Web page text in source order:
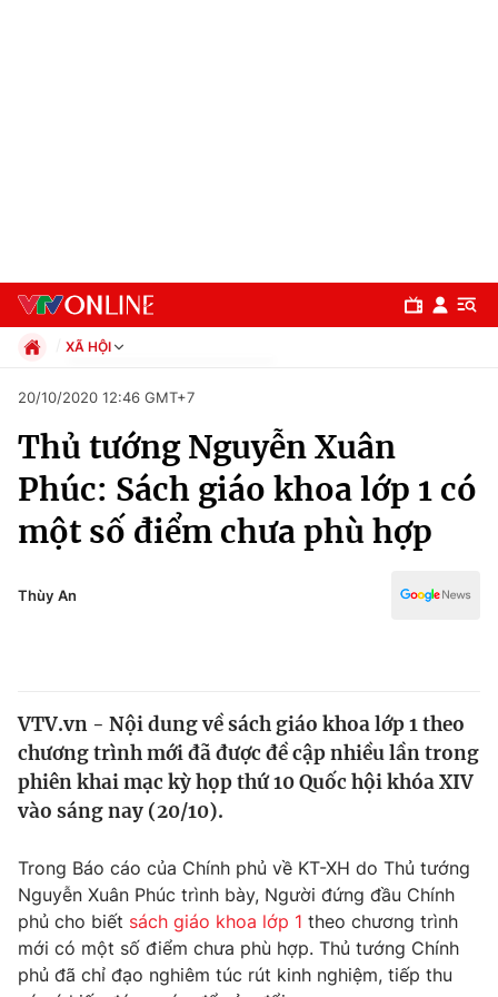
Chuyên mục
Chính trị
Thế giới
Tin tức
Câu chuyện quốc tế
Tài chính
Thị trường
Góc doanh nghiệp
Dữ liệu và đời sống
Truyền hình
XÃ HỘI
Xã hội
Pháp luật
Thể thao
Truyền hình
20/10/2020 12:46 GMT+7
Thủ tướng Nguyễn Xuân
Phúc: Sách giáo khoa lớp 1 có
một số điểm chưa phù hợp
Thùy An
VTV.vn - Nội dung về sách giáo khoa lớp 1 theo
chương trình mới đã được đề cập nhiều lần trong
phiên khai mạc kỳ họp thứ 10 Quốc hội khóa XIV
vào sáng nay (20/10).
Trong Báo cáo của Chính phủ về KT-XH do Thủ tướng
Nguyễn Xuân Phúc trình bày, Người đứng đầu Chính
phủ cho biết sách giáo khoa lớp 1 theo chương trình
mới có một số điểm chưa phù hợp. Thủ tướng Chính
phủ đã chỉ đạo nghiêm túc rút kinh nghiệm, tiếp thu